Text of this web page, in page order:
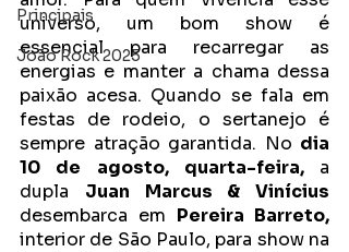
Principais
João Rock 2025
universo, um bom show é
essencial para recarregar as
energias e manter a chama dessa
paixão acesa. Quando se fala em
festas de rodeio, o sertanejo é
sempre atração garantida. No dia
10 de agosto, quarta-feira, a
dupla Juan Marcus & Vinícius
desembarca em
interior de São Paulo, para show na